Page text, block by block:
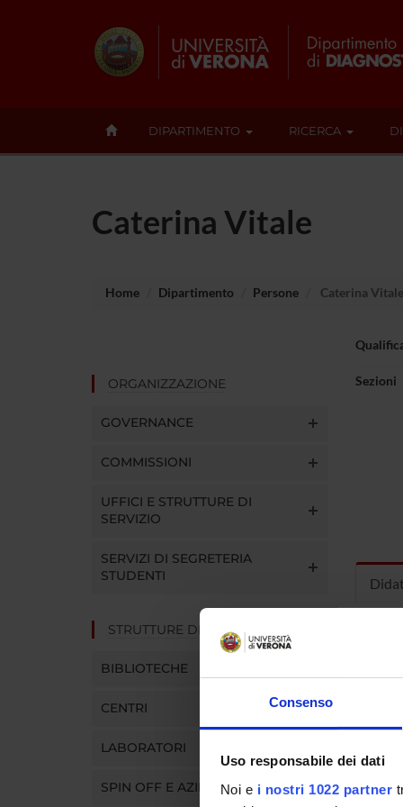
Consenso
Uso responsabile dei dati
Noi e i nostri 1022 partner
DIPARTIMENTO RICERCA
Caterina Vitale
Home Dipartimento Persone Caterina Vitale
ORGANIZZAZIONE
GOVERNANCE
COMMISSIONI
UFFICI E STRUTTURE DI
SERVIZIO
SERVIZI DI SEGRETERIA
STUDENTI
STRUTTURE DEL DIPARTIMENTO
BIBLIOTECHE
CENTRI
LABORATORI
SPIN OFF E AZIENDE
Sezioni